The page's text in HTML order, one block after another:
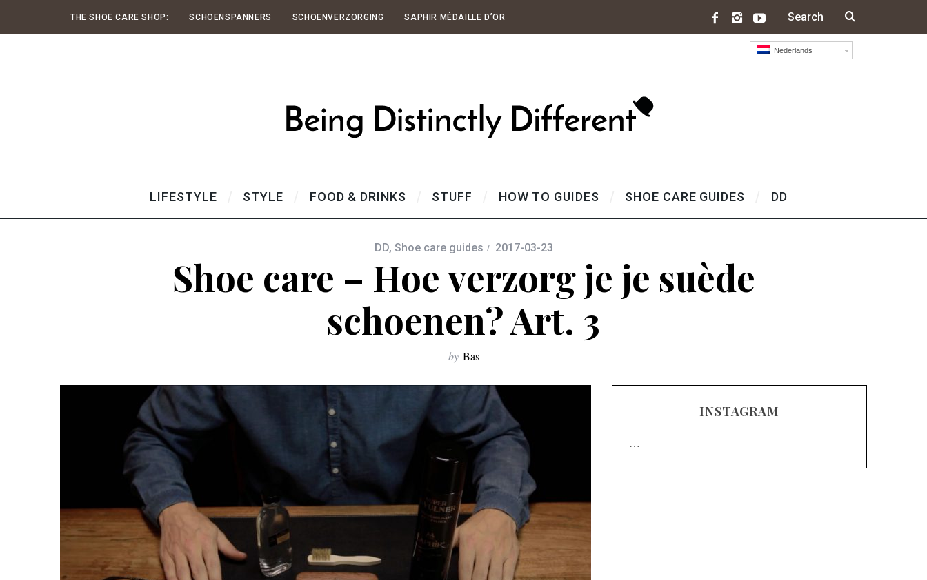
THE SHOE CARE SHOP: SCHOENSPANNERS SCHOENVERZORGING SAPHIR MÉDAILLE D’OR
Nederlands
LIFESTYLE STYLE FOOD & DRINKS STUFF HOW TO GUIDES SHOE CARE GUIDES DD
DD, Shoe care guides 2017-03-23
Shoe care – Hoe verzorg je je suède
schoenen? Art. 3
by Bas
INSTAGRAM
…